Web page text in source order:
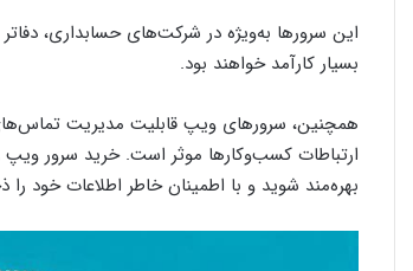
این سرورها به‌ویژه در شرکت‌های حسابداری،
بسیار کارآمد خواهند بود.
همچنین، سرورهای ویپ قابلیت مدیریت
ارتباطات کسب‌وکارها موثر است. خرید سرور ویپ
بهره‌مند شوید و با اطمینان خاطر اطلاعات خود